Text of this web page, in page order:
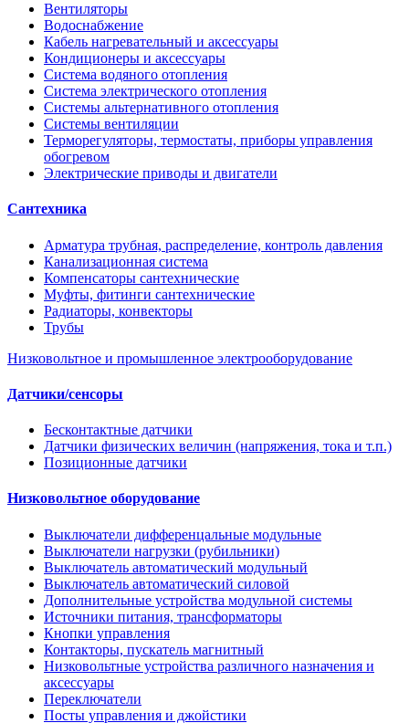
Вентиляторы
Водоснабжение
Кабель нагревательный и аксессуары
Кондиционеры и аксессуары
Система водяного отопления
Система электрического отопления
Системы альтернативного отопления
Системы вентиляции
Терморегуляторы, термостаты, приборы управления
обогревом
Электрические приводы и двигатели
Сантехника
Арматура трубная, распределение, контроль давления
Канализационная система
Компенсаторы сантехнические
Муфты, фитинги сантехнические
Радиаторы, конвекторы
Трубы
Низковольтное и промышленное электрооборудование
Датчики/сенсоры
Бесконтактные датчики
Датчики физических величин (напряжения, тока и т.п.)
Позиционные датчики
Низковольтное оборудование
Выключатели дифференцальные модульные
Выключатели нагрузки (рубильники)
Выключатель автоматический модульный
Выключатель автоматический силовой
Дополнительные устройства модульной системы
Источники питания, трансформаторы
Кнопки управления
Контакторы, пускатель магнитный
Низковольтные устройства различного назначения и
аксессуары
Переключатели
Посты управления и джойстики